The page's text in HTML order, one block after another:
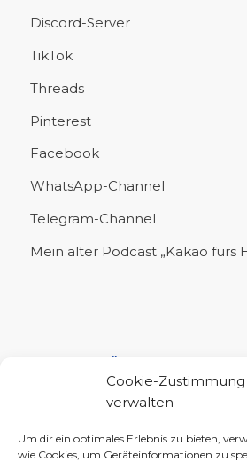
Cookie-Zustimmung
verwalten
Um dir ein optimales Erlebnis zu bieten,
wie Cookies, um Geräteinformationen zu
Discord-Server
TikTok
Threads
Pinterest
Facebook
WhatsApp-Channel
Telegram-Channel
Mein alter Podcast „Kakao fürs